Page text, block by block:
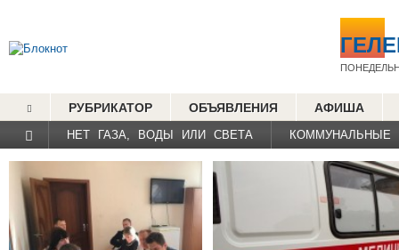
РУБРИКАТОР ОБЪЯВЛЕНИЯ АФИША
НЕТ ГАЗА, ВОДЫ ИЛИ СВЕТА КОММУНАЛЬНЫЕ